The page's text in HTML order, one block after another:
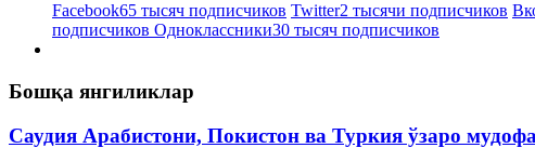
Facebook65 тысяч подписчиков Twitter2 тысячи подписчиков
подписчиков Одноклассники30 тысяч подписчиков
Бошқа янгиликлар
Саудия Арабистони, Покистон ва Туркия ўзаро